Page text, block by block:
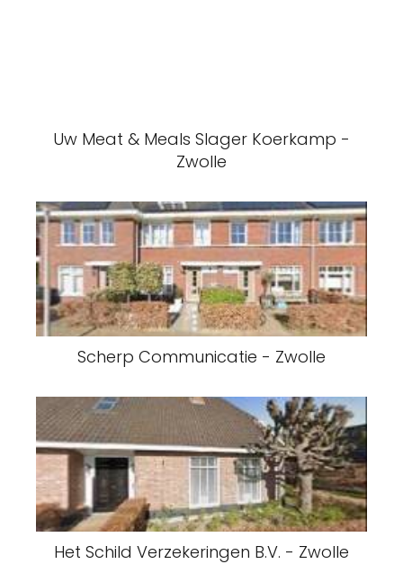
Uw Meat & Meals Slager Koerkamp -
Zwolle
Scherp Communicatie - Zwolle
Het Schild Verzekeringen B.V. - Zwolle